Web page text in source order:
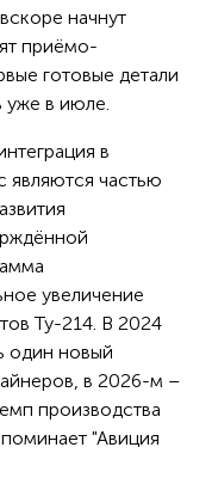
начнут
приёмо-
готовые детали
уже в июле.
в
являются частью
увеличение
Ту-214. В 2024
один новый
в 2026-м –
производства
"Авиция